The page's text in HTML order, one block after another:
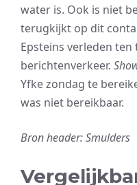
water is. Ook is niet
terugkijkt op dit
Epsteins verleden ten
berichtenverkeer.
Yfke zondag te
was niet bereikbaar.
Bron header: Smulders